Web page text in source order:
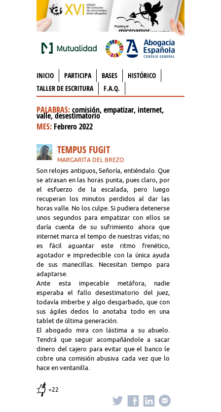
INICIO PARTICIPA BASES
HISTÓRICO
TALLER DE ESCRITURA
F.A.Q.
PALABRAS:comisión, empatizar, internet,
valle, desestimatorio
MES: Febrero 2022
TEMPUS FUGIT
MARGARITA DEL BREZO
Son relojes antiguos, Señoría, entiéndalo. Que
se atrasan en las horas punta, pues claro, por
el esfuerzo de la escalada, pero luego
recuperan los minutos perdidos al dar las
horas valle. No los culpe. Si pudiera detenerse
unos segundos para empatizar con ellos se
daría cuenta de su sufrimiento ahora que
internet marca el tempo de nuestras vidas; no
es fácil aguantar este ritmo frenético,
agotador e impredecible con la única ayuda
de sus manecillas. Necesitan tiempo para
adaptarse.
Ante esta impecable metáfora, nadie
esperaba el fallo desestimatorio del juez,
todavía imberbe y algo desgarbado, que con
sus ágiles dedos lo anotaba todo en una
tablet de última generación.
El abogado mira con lástima a su abuelo.
Tendrá que seguir acompañándole a sacar
dinero del cajero para evitar que el banco le
cobre una comisión abusiva cada vez que lo
hace en ventanilla.
+22